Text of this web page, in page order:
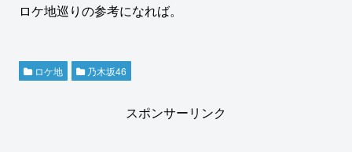
ロケ地巡りの参考になれば。
ロケ地 乃木坂46
スポンサーリンク